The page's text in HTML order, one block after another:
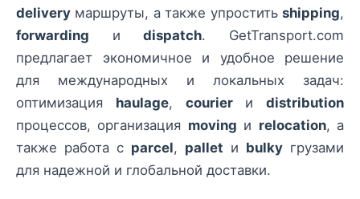
delivery маршруты, а также упростить shipping,
forwarding иdispatch. GetTransport.com
предлагает экономичное и удобное решение
для международных и локальных задач:
оптимизация haulage, courierи distribution
процессов, организация moving и relocation, а
также работа с parcel, pallet и bulky грузами
для надежной и глобальной доставки.